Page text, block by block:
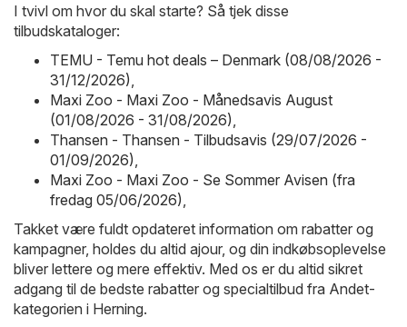
I tvivl om hvor du skal starte? Så tjek disse
tilbudskataloger:
TEMU - Temu hot deals – Denmark (08/08/2026 -
31/12/2026)
Maxi Zoo - Maxi Zoo - Månedsavis August
(01/08/2026 - 31/08/2026)
Thansen - Thansen - Tilbudsavis (29/07/2026 -
01/09/2026)
Maxi Zoo - Maxi Zoo - Se Sommer Avisen (fra
fredag 05/06/2026)
Takket være fuldt opdateret information om rabatter og
kampagner, holdes du altid ajour, og din indkøbsoplevelse
bliver lettere og mere effektiv. Med os er du altid sikret
adgang til de bedste rabatter og specialtilbud fra Andet-
kategorien i Herning.